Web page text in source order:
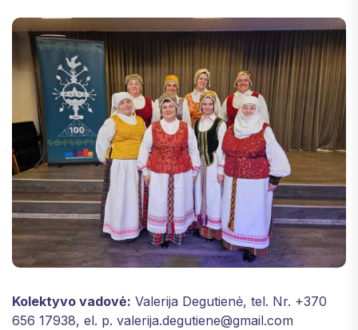
Kolektyvo vadovė: Valerija Degutienė, tel. Nr. +370
656 17938, el. p. valerija.degutiene@gmail.com